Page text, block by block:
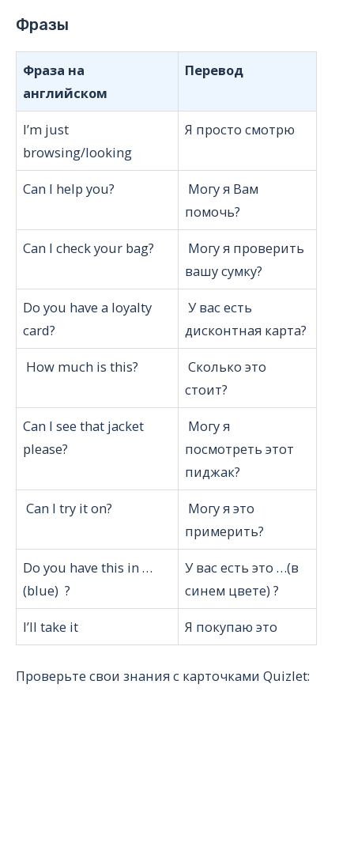
Фразы
Фраза на
английском
Перевод
I’m just
browsing/looking
Я просто смотрю
Can I help you?
Могу я Вам
помочь?
Can I check your bag?
Могу я проверить
вашу сумку?
Do you have a loyalty
card?
У вас есть
дисконтная карта?
How much is this?
Сколько это
стоит?
Can I see that jacket
please?
Могу я
посмотреть этот
пиджак?
Can I try it on?
Могу я это
примерить?
Do you have this in …
(blue) ?
У вас есть это …(в
синем цвете) ?
I’ll take it
Я покупаю это
Проверьте свои знания с карточками Quizlet: